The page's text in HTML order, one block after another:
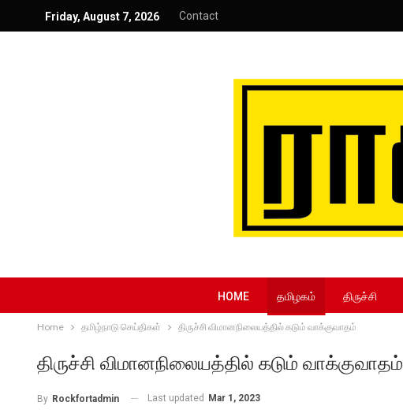
Friday, August 7, 2026 Contact
HOME தமிழகம் திருச்சி
Home தமிழ்நாடு செய்திகள் திருச்சி விமானநிலையத்தில் கடும் வாக்குவாதம்
திருச்சி விமானநிலையத்தில் கடும் வாக்குவாதம்
By Rockfortadmin Last updated Mar 1, 2023